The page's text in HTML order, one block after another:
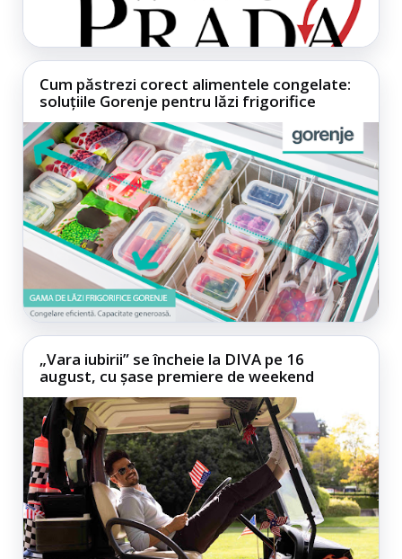
Cum păstrezi corect alimentele congelate:
soluțiile Gorenje pentru lăzi frigorifice
„Vara iubirii” se încheie la DIVA pe 16
august, cu șase premiere de weekend